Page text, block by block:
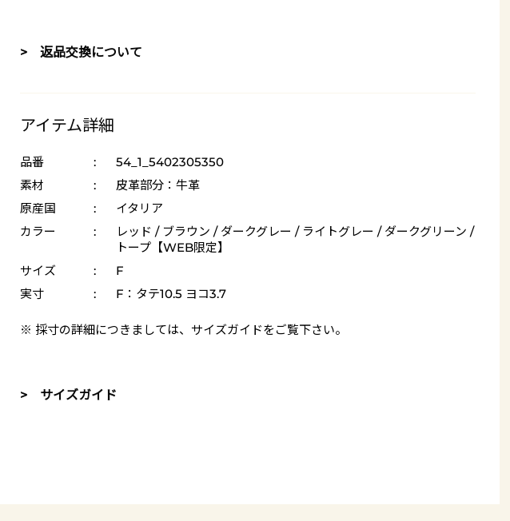
> 返品交換について
アイテム詳細
品番 :
54_1_5402305350
素材
:
皮革部分：牛革
原産国
:
イタリア
カラー
:
レッド / ブラウン / ダークグレー / ライトグレー / ダークグリーン /
トープ【WEB限定】
サイズ
:
F
実寸
: F：タテ10.5 ヨコ3.7
※ 採寸の詳細につきましては、 サイズガイドをご覧下さい。
> サイズガイド